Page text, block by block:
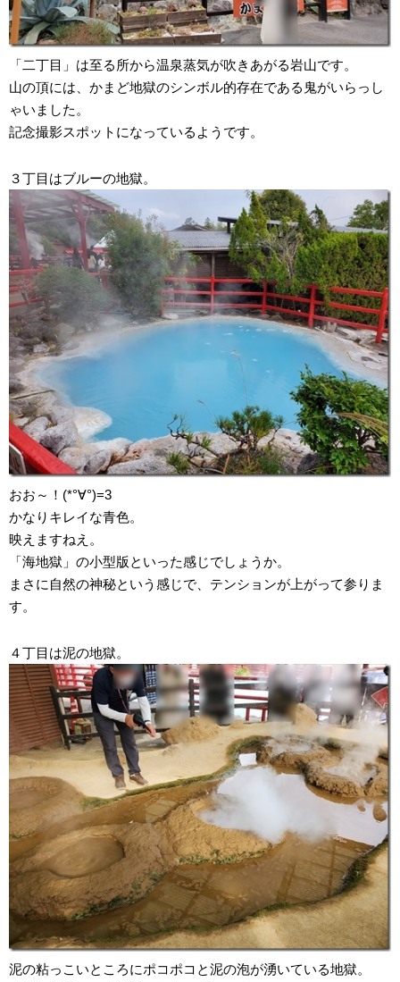
「二丁目」は至る所から温泉蒸気が吹きあがる岩山です。
山の頂には、かまど地獄のシンボル的存在である鬼がいらっし
ゃいました。
記念撮影スポットになっているようです。
３丁目はブルーの地獄。
おお～！(*°∀°)=3
かなりキレイな青色。
映えますねえ。
「海地獄」の小型版といった感じでしょうか。
まさに自然の神秘という感じで、テンションが上がって参りま
す。
４丁目は泥の地獄。
泥の粘っこいところにポコポコと泥の泡が湧いている地獄。